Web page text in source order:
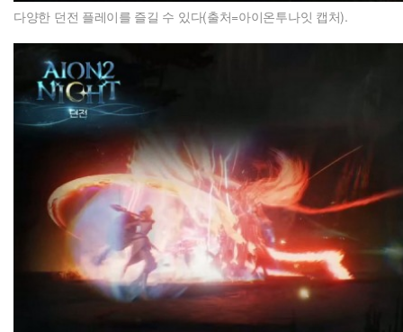
다양한 던전 플레이를 즐길 수 있다(출처=아이온투나잇 캡처).